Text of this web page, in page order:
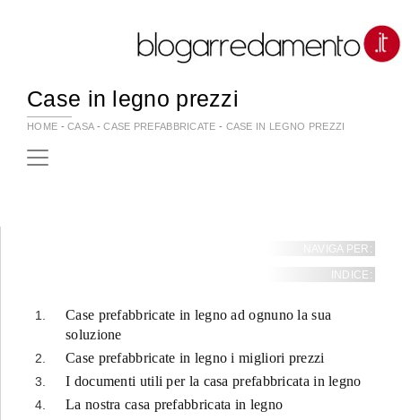
Case in legno prezzi
HOME -CASA-CASE PREFABBRICATE - CASE IN LEGNO PREZZI
NAVIGA PER:
INDICE:
Case prefabbricate in legno ad ognuno la sua
soluzione
Case prefabbricate in legno i migliori prezzi
I documenti utili per la casa prefabbricata in legno
La nostra casa prefabbricata in legno